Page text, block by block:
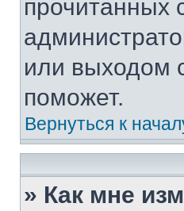
прочитанных
или выходом
поможет.
Вернуться к
» Как мне